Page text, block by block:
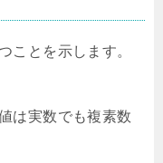
ことを示します。
は実数でも複素数